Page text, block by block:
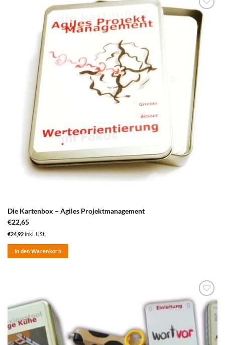
zum
Merkzettel
hinzufügen
Die Kartenbox – Agiles Projektmanagement
€22,65
€24,92inkl. USt.
In den Warenkorb
zum
Merkzettel
hinzufügen